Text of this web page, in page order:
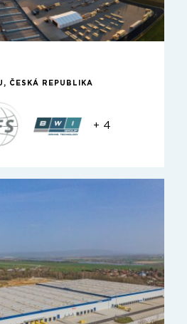
ČESKÁ REPUBLIKA
+ 4